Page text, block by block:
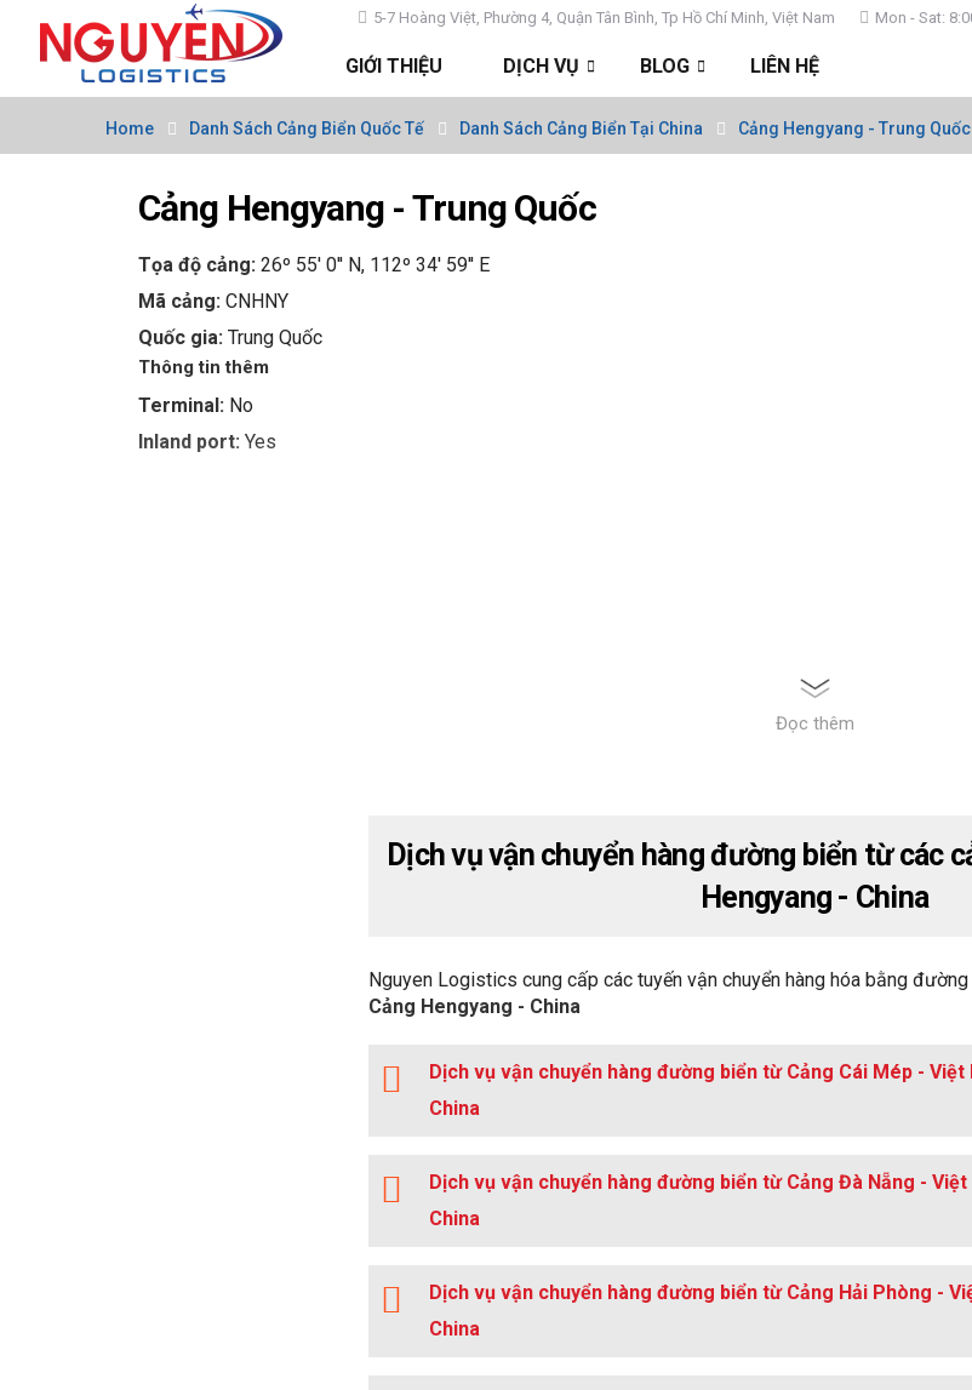
5-7 Hoàng Việt, Phường 4, Quận Tân Bình, Tp Hồ Chí Minh, Việt Nam Mon - Sat:
GIỚI THIỆU DỊCH VỤ BLOG LIÊN HỆ
Home Danh Sách Cảng Biển Quốc Tế Danh Sách Cảng Biển Tại China Cảng Hengyang - Trung Quốc
Cảng Hengyang - Trung Quốc
Tọa độ cảng: 26º 55' 0'' N, 112º 34' 59'' E
Mã cảng: CNHNY
Quốc gia: Trung Quốc
Thông tin thêm
Terminal: No
Inland port: Yes
Đọc thêm
Dịch vụ vận chuyển hàng đường biển từ các
Hengyang - China
Nguyen Logistics cung cấp các tuyến vận chuyển hàng hóa bằng
Cảng Hengyang - China
Dịch vụ vận chuyển hàng đường biển từ Cảng Cái Mép -
China
Dịch vụ vận chuyển hàng đường biển từ Cảng Đà Nẵng -
China
Dịch vụ vận chuyển hàng đường biển từ Cảng Hải Phòng -
China